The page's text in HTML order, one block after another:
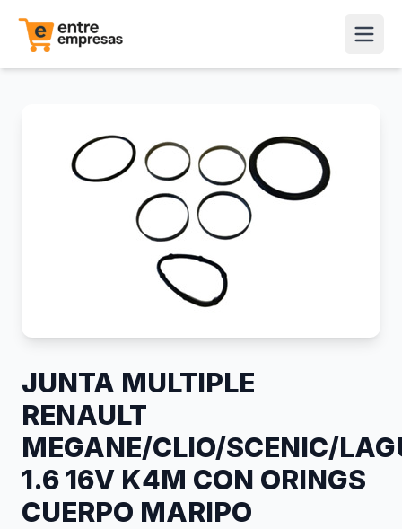
JUNTA MULTIPLE
RENAULT
MEGANE/CLIO/SCENIC/
1.6 16V K4M CON ORINGS
CUERPO MARIPO